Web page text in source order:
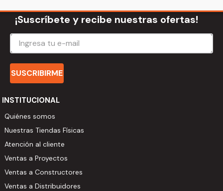
¡Suscríbete y recibe nuestras ofertas!
SUSCRIBIRME
INSTITUCIONAL
Quiénes somos
Nuestras Tiendas Físicas
Atención al cliente
Ventas a Proyectos
Ventas a Constructores
Ventas a Distribuidores